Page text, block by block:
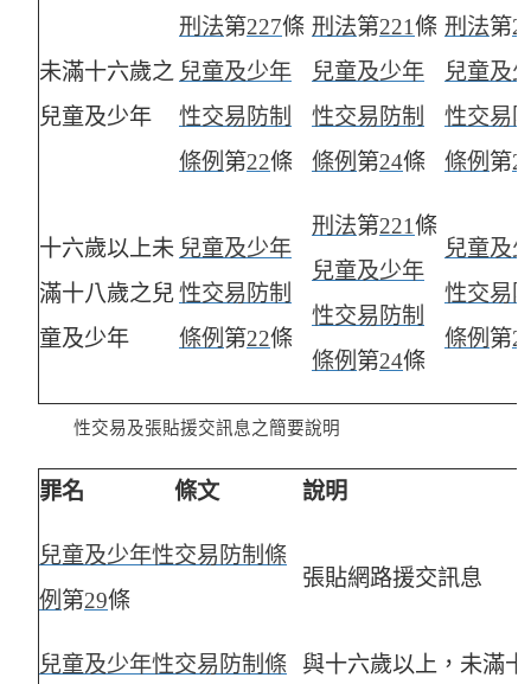
未滿十六歲之
兒童及少年
刑法第227條
兒童及少年
性交易防制
條例 第22條
刑法第221條
兒童及少年
性交易防制
條例 第24條
刑法第
兒童及
性交易
條例 第
十六歲以上未
滿十八歲之兒
童及少年
兒童及少年
性交易防制
條例 第22條
刑法第221條
兒童及少年
性交易防制
條例 第24條
兒童及
性交易
條例 第
性交易及張貼援交訊息之簡要說明
罪名 條文 說明
兒童及少年性交易防制條
例 第29條
張貼網路援交訊息
兒童及少年性交易防制條
與十六歲以上，未滿